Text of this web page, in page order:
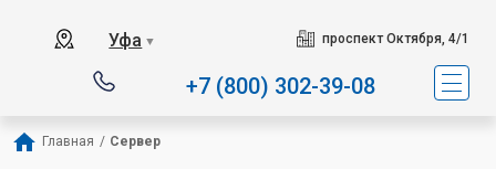
Уфа ▼ проспект Октября, 4/1
+7 (800) 302-39-08
Главная / Сервер